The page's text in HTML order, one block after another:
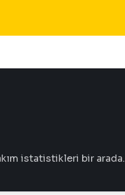
istatistikleri bir arada.